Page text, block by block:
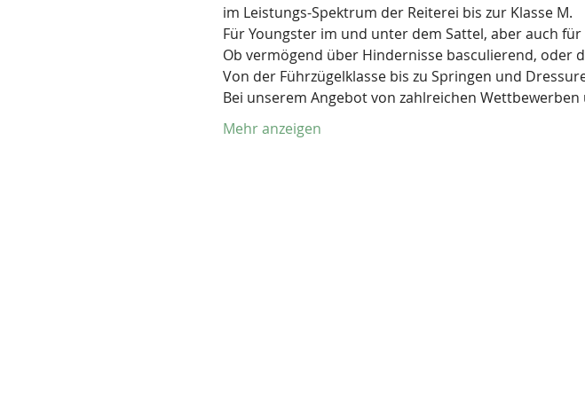
im Leistungs-Spektrum der Reiterei bis zur Klasse M.
Für Youngster im und unter dem Sattel, aber auch
Ob vermögend über Hindernisse basculierend, oder
Von der Führzügelklasse bis zu Springen und
Bei unserem Angebot von zahlreichen
Mehr anzeigen